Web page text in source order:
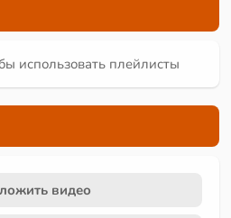
использовать плейлисты
видео